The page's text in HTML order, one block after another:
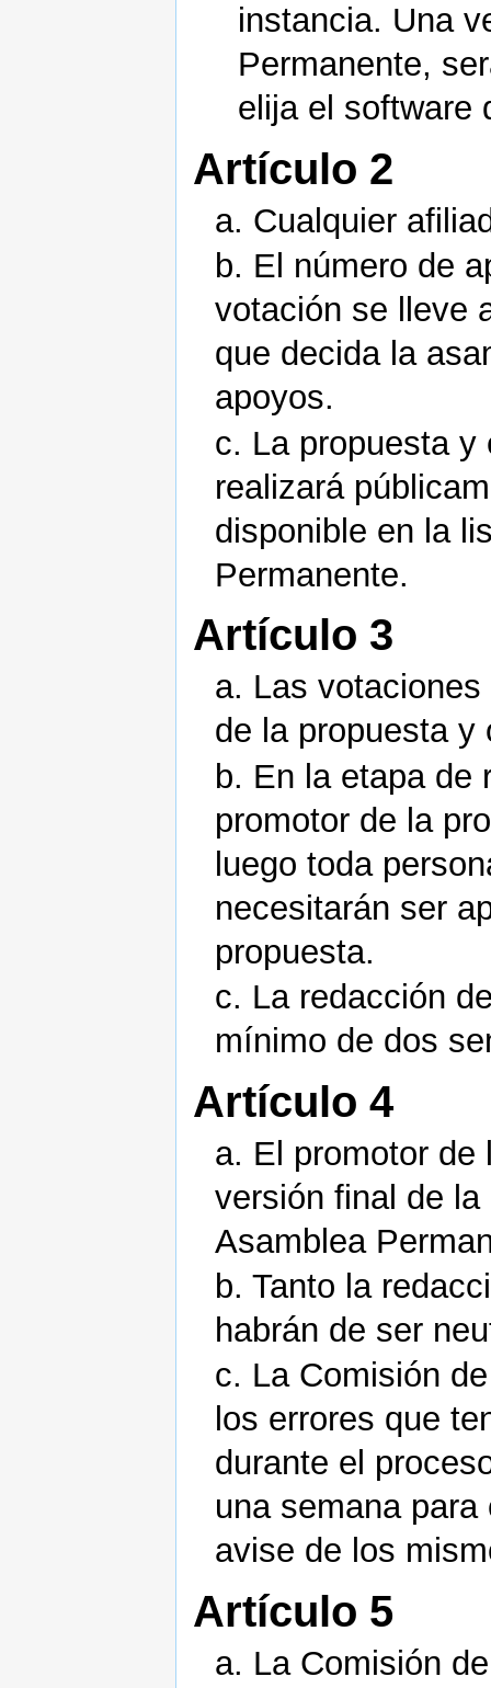
instancia. Una
Permanente,
elija el software
Artículo 2
a. Cualquier
b. El número de
votación se lleve
que decida la
apoyos.
c. La propuesta y
realizará
disponible en la
Permanente.
Artículo 3
a. Las
de la propuesta y
b. En la etapa de
promotor de la
luego toda
necesitarán ser
propuesta.
c. La redacción
mínimo de dos
Artículo 4
a. El promotor de
versión final de
Asamblea
b. Tanto la
habrán de ser
c. La Comisión
los errores que
durante el
una semana
avise de los
Artículo 5
a. La Comisión